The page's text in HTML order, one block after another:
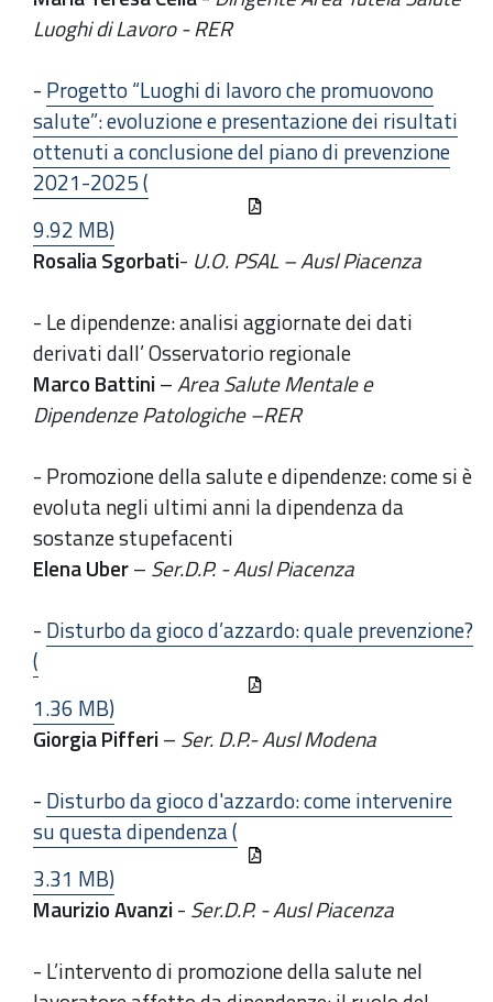
Luoghi di Lavoro - RER
- Progetto “Luoghi di lavoro che promuovono
salute”: evoluzione e presentazione dei risultati
ottenuti a conclusione del piano di prevenzione
2021-2025 (
9.92 MB)
Rosalia Sgorbati- U.O. PSAL – Ausl Piacenza
- Le dipendenze: analisi aggiornate dei dati
derivati dall’ Osservatorio regionale
Marco Battini –Area Salute Mentale e
Dipendenze Patologiche –RER
- Promozione della salute e dipendenze: come si è
evoluta negli ultimi anni la dipendenza da
sostanze stupefacenti
Elena Uber– Ser.D.P. - Ausl Piacenza
- Disturbo da gioco d’azzardo: quale prevenzione?
(
1.36 MB)
Giorgia Pifferi – Ser. D.P.- Ausl Modena
- Disturbo da gioco d'azzardo: come intervenire
su questa dipendenza (
3.31 MB)
Maurizio Avanzi - Ser.D.P. - Ausl Piacenza
- L’intervento di promozione della salute nel